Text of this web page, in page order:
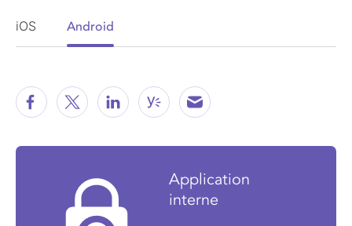
iOS Android
Application
interne